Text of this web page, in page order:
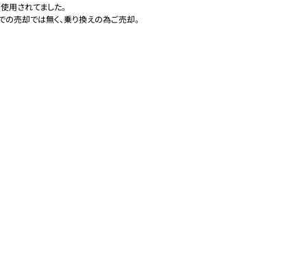
用されてました。
売却では無く、乗り換えの為ご売却。